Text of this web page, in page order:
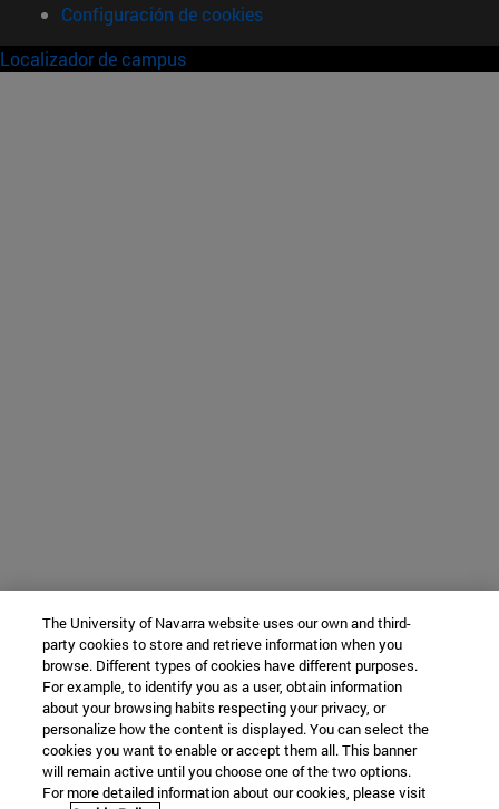
Configuración de cookies
Localizador de campus
The University of Navarra website uses our own and third-
party cookies to store and retrieve information when you
browse. Different types of cookies have different purposes.
For example, to identify you as a user, obtain information
about your browsing habits respecting your privacy, or
personalize how the content is displayed. You can select the
cookies you want to enable or accept them all. This banner
will remain active until you choose one of the two options.
For more detailed information about our cookies, please visit